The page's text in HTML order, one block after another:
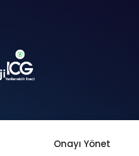
Onayı Yönet